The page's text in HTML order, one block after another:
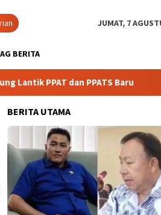
JUMAT, 7
BERITA
dan PPATS Baru Reinhard
BERITA UTAMA